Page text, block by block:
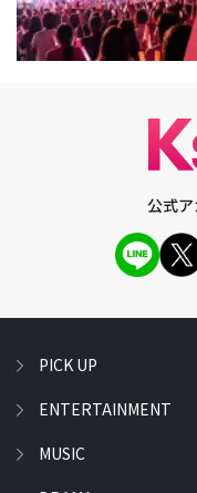
公式
PICK UP
ENTERTAINMENT
MUSIC